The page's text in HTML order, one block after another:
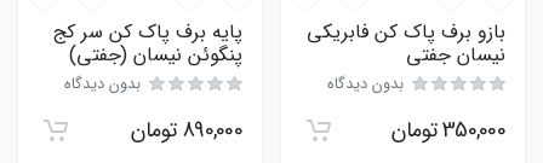
بازو برف پاک کن فابریکی
نیسان جفتی
بدون دیدگاه
350,000تومان
پایه برف پاک کن سر کج
پنگوئن نیسان (جفتی)
بدون دیدگاه
890,000تومان